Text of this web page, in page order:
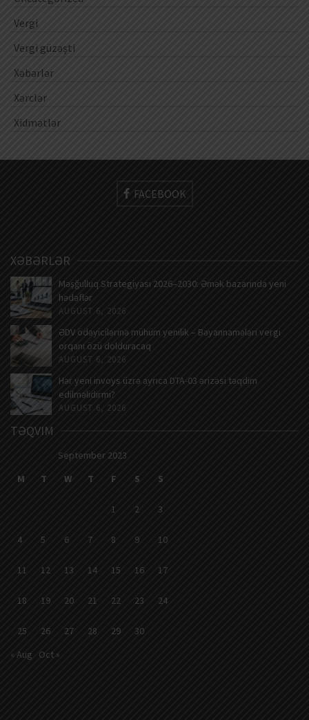
Vergi
Vergi güzəşti
Xəbərlər
Xərclər
Xidmətlər
FACEBOOK
XƏBƏRLƏR
Məşğulluq Strategiyası 2026–2030: Əmək bazarında yeni
hədəflər
AUGUST 6, 2026
ƏDV ödəyicilərinə mühüm yenilik – Bəyannamələri vergi
orqanı özü dolduracaq
AUGUST 6, 2026
Hər yeni invoys üzrə ayrıca DTA-03 ərizəsi təqdim
edilməlidirmi?
AUGUST 6, 2026
TƏQVIM
September 2023
M
T W T F S S
1 2 3
4 5 6 7 8 9 10
11 12 13 14 15 16 17
18 19 20 21 22 23 24
25 26 27 28 29
30
« Aug
Oct »